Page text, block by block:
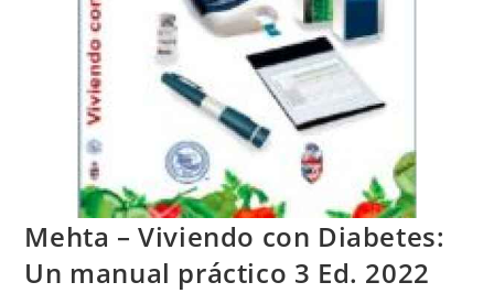
Mehta – Viviendo con Diabetes:
Un manual práctico 3 Ed. 2022